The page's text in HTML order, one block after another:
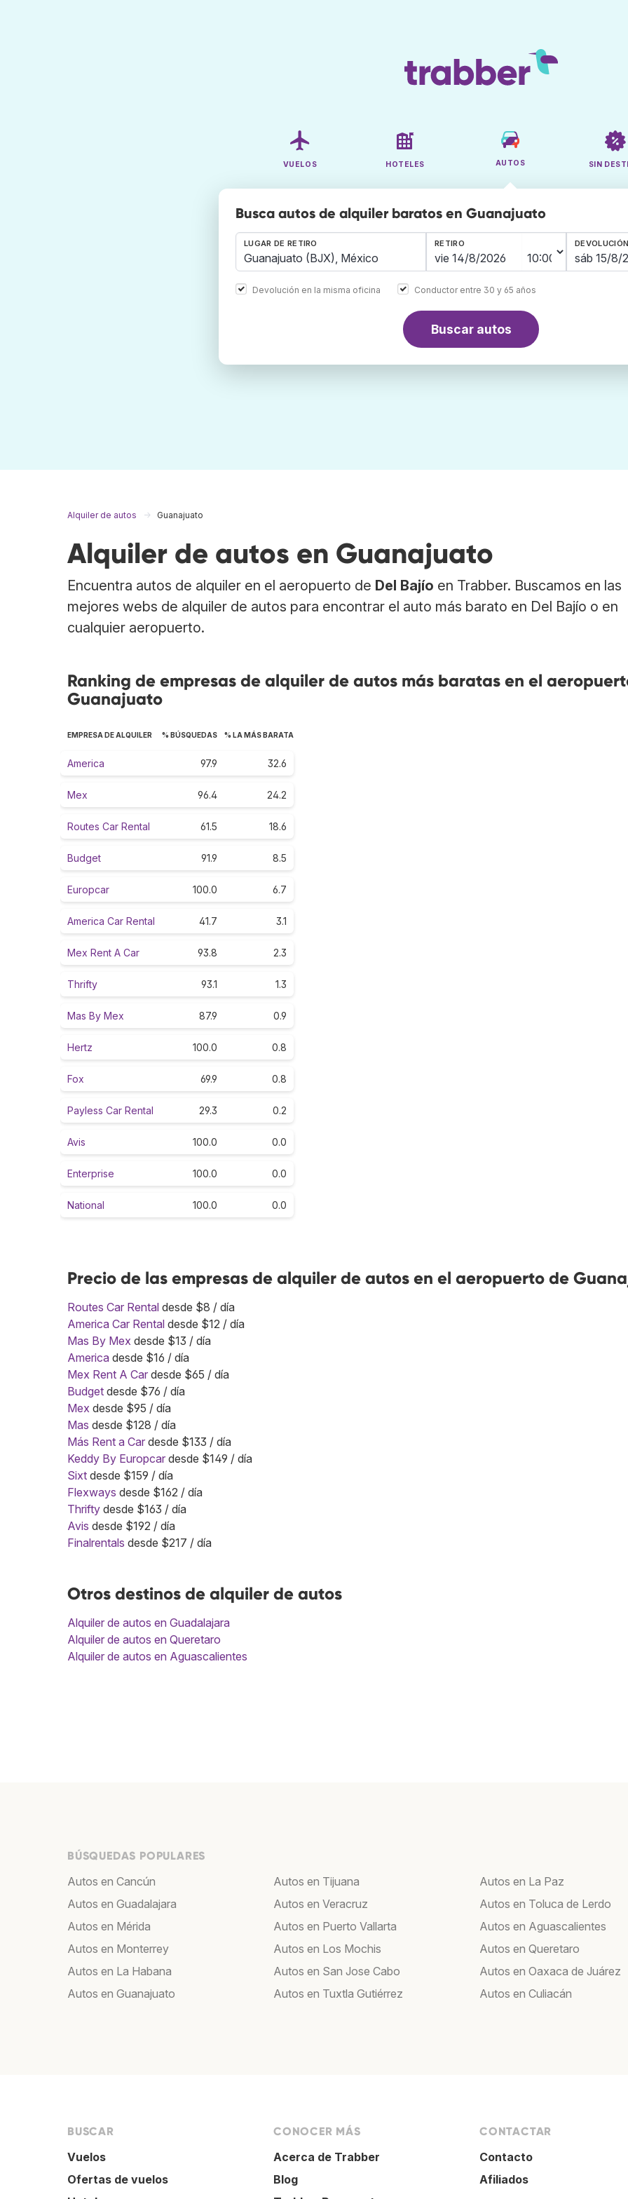
VUELOS HOTELES AUTOS SIN
Busca autos de alquiler baratos en Guanajuato
LUGAR DE RETIRO RETIRO DEVOLUCIÓN
Devolución en la misma oficina Conductor entre 30 y 65 años
Buscar autos
Alquiler de autos Guanajuato
Alquiler de autos en Guanajuato
Encuentra autos de alquiler en el aeropuerto de Del Bajío en Trabber. Buscamos en las
mejores webs de alquiler de autos para encontrar el auto más barato en Del Bajío o en
cualquier aeropuerto.
Ranking de empresas de alquiler de autos más baratas en el
Guanajuato
EMPRESA DE ALQUILER % BÚSQUEDAS % LA MÁS BARATA
America 97.9 32.6
Mex 96.4 24.2
Routes Car Rental 61.5 18.6
Budget 91.9 8.5
Europcar 100.0 6.7
America Car Rental 41.7 3.1
Mex Rent A Car 93.8 2.3
Thrifty 93.1 1.3
Mas By Mex 87.9 0.9
Hertz 100.0 0.8
Fox 69.9 0.8
Payless Car Rental 29.3 0.2
Avis 100.0 0.0
Enterprise 100.0 0.0
National 100.0 0.0
Precio de las empresas de alquiler de autos en el aeropuerto de
Routes Car Rental desde $8 / día
America Car Rental desde $12 / día
Mas By Mex desde $13 / día
America desde $16 / día
Mex Rent A Car desde $65 / día
Budget desde $76 / día
Mex desde $95 / día
Mas desde $128 / día
Más Rent a Car desde $133 / día
Keddy By Europcar desde $149 / día
Sixt desde $159 / día
Flexways desde $162 / día
Thrifty desde $163 / día
Avis desde $192 / día
Finalrentals desde $217 / día
Otros destinos de alquiler de autos
Alquiler de autos en Guadalajara
Alquiler de autos en Queretaro
Alquiler de autos en Aguascalientes
BÚSQUEDAS POPULARES
Autos en Cancún
Autos en Guadalajara
Autos en Mérida
Autos en Monterrey
Autos en La Habana
Autos en Guanajuato
Autos en Tijuana
Autos en Veracruz
Autos en Puerto Vallarta
Autos en Los Mochis
Autos en San Jose Cabo
Autos en Tuxtla Gutiérrez
Autos en La Paz
Autos en Toluca de Lerdo
Autos en Aguascalientes
Autos en Queretaro
Autos en Oaxaca de Juárez
Autos en Culiacán
BUSCAR
Vuelos
Ofertas de vuelos
CONOCER MÁS
Acerca de Trabber
Blog
CONTACTAR
Contacto
Afiliados